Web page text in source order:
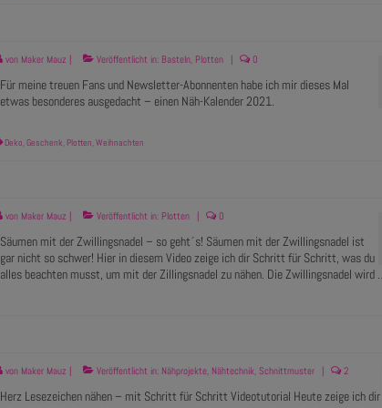
von Maker Mauz | Veröffentlicht in: Basteln, Plotten | 0
Für meine treuen Fans und Newsletter-Abonnenten habe ich mir dieses Mal
etwas besonderes ausgedacht – einen Näh-Kalender 2021.
Deko Geschenk Plotten Weihnachten
von Maker Mauz | Veröffentlicht in: Plotten | 0
Säumen mit der Zwillingsnadel – so geht´s! Säumen mit der Zwillingsnadel ist
gar nicht so schwer! Hier in diesem Video zeige ich dir Schritt für Schritt, was du
alles beachten musst, um mit der Zillingsnadel zu nähen. Die Zwillingsnadel wird …
von Maker Mauz | Veröffentlicht in: Nähprojekte, Nähtechnik, Schnittmuster | 2
Herz Lesezeichen nähen – mit Schritt für Schritt Videotutorial Heute zeige ich dir